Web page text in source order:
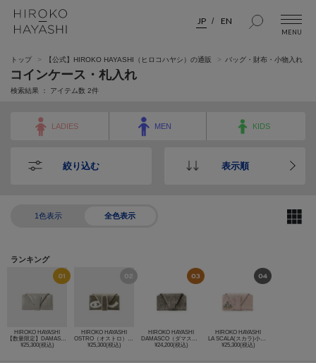
JP EN
トップ 【公式】HIROKO HAYASHI（ヒロコハヤシ）の通販 バッグ・財布・小物入れ
コインケース・札入れ
検索結果 ： アイテム数 2件
LADIES MEN KIDS
絞り込む 表示順
1色表示 全色表示
ランキング
HIROKO HAYASHI
¥25,300(税込)
HIROKO HAYASHI
¥25,300(税込)
HIROKO HAYASHI
¥24,200(税込)
HIROKO HAYASHI
¥25,300(税込)